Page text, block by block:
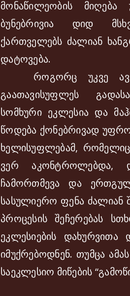
მონაწილეობის
ბუნებრივია დიდ
ქართველებს ძალიან
დატოვება.
როგორც უკვე
გაათავისუფლეს
სომხური ეკლესია და
წოდება ქონებრივად
ხელისუფლებამ,
ვერ აკონტროლებდა,
ჩამორთმევა და
სასულიერო ფენა ძალიან
პროცესის შეჩერებას
ეკლესიების დახურვითა
იმუქრებოდნენ. თუმცა
საეკლესიო მიწების